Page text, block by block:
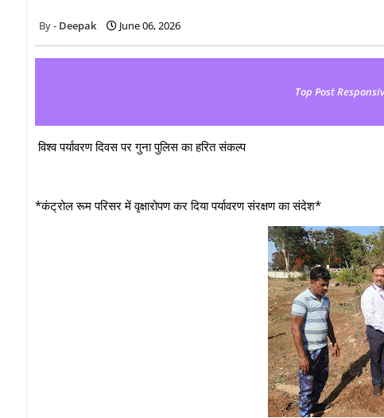
Deepak June 06, 2026
Top Post
विश्व पर्यावरण दिवस पर गुना पुलिस का हरित संकल्प
*कंट्रोल रूम परिसर में वृक्षारोपण कर दिया पर्यावरण संरक्षण का संदेश*